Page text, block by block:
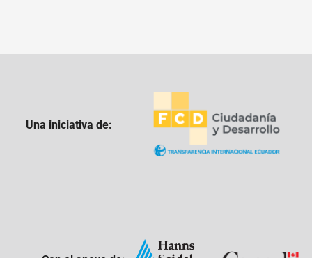
Una iniciativa de: